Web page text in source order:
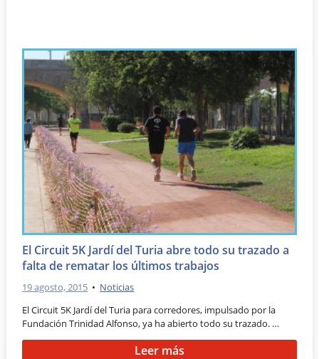
El Circuit 5K Jardí del Turia abre todo su trazado a
falta de rematar los últimos trabajos
19 agosto, 2015 • Noticias
El Circuit 5K Jardí del Turia para corredores, impulsado por la
Fundación Trinidad Alfonso, ya ha abierto todo su trazado. …
Leer más